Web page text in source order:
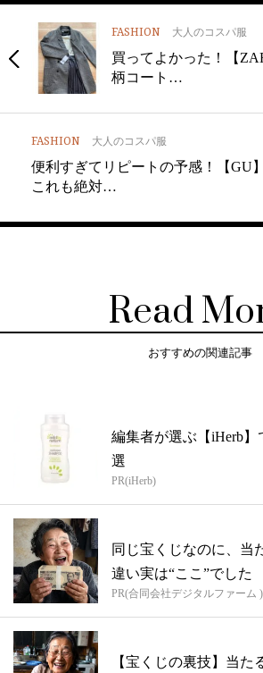
FASHION 大人のコスパ服
買ってよかった！【
柄コート…
FASHION 大人のコスパ服
便利すぎてリピートの予感！【GU
これも絶対…
Read
おすすめの関連記事
編集者が選ぶ【iHerb
選
PR(iHerb)
同じ宝くじなのに、当
違い実は“ここ”でした
PR(合同会社デジタルファーム )
【宝くじの裏技】当た